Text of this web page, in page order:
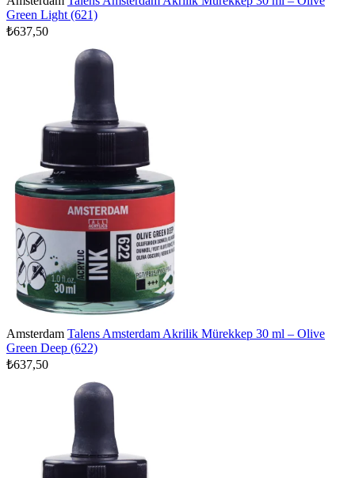
Green Light (621)
₺637,50
Amsterdam Talens Amsterdam Akrilik Mürekkep 30 ml – Olive
Green Deep (622)
₺637,50